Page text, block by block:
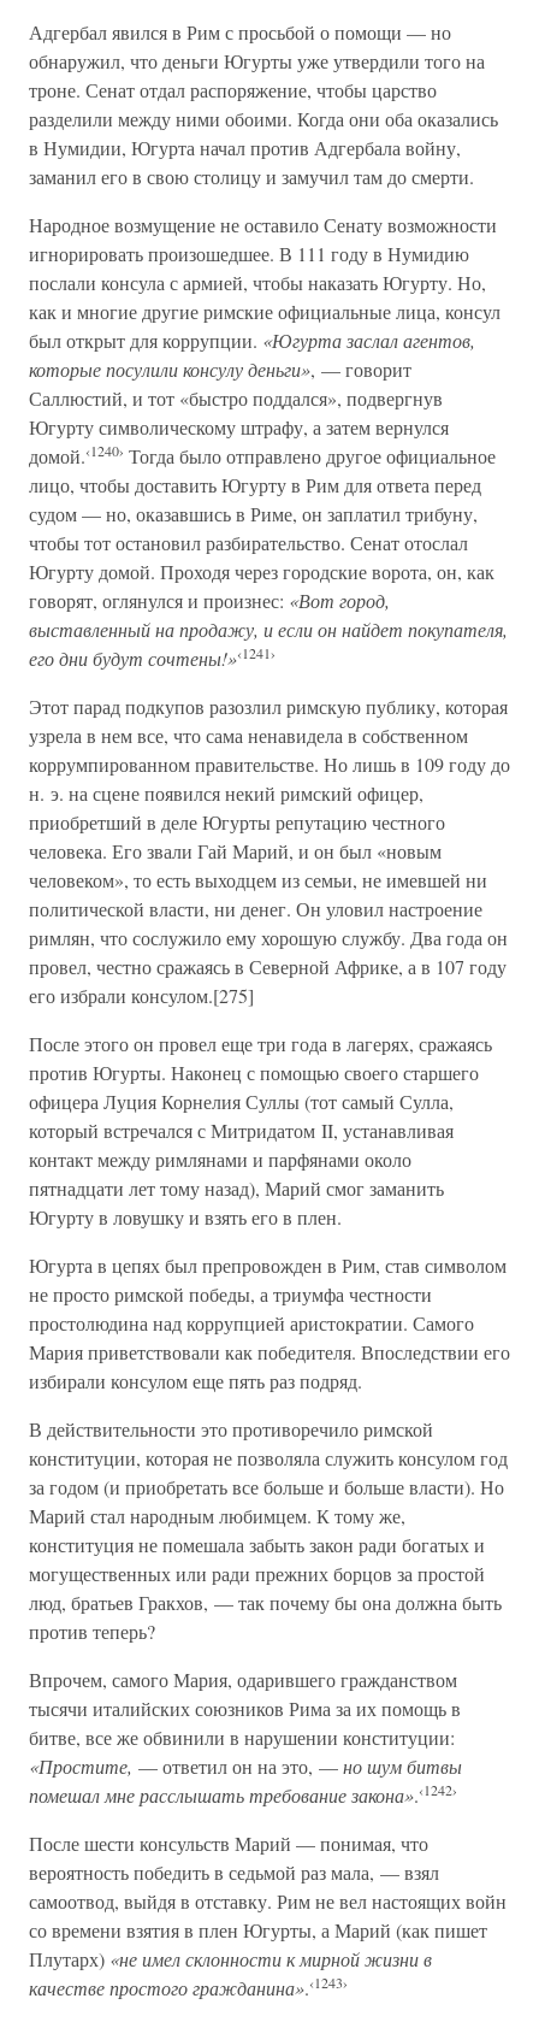
Адгербал явился в Рим с просьбой о помощи — но
обнаружил, что деньги Югурты уже утвердили того на
троне. Сенат отдал распоряжение, чтобы царство
разделили между ними обоими. Когда они оба оказались
в Нумидии, Югурта начал против Адгербала войну,
заманил его в свою столицу и замучил там до смерти.
Народное возмущение не оставило Сенату возможности
игнорировать произошедшее. В 111 году в Нумидию
послали консула с армией, чтобы наказать Югурту. Но,
как и многие другие римские официальные лица, консул
был открыт для коррупции. «Югурта заслал агентов,
которые посулили консулу деньги», — говорит
Саллюстий, и тот «быстро поддался», подвергнув
Югурту символическому штрафу, а затем вернулся
домой.‹1240› Тогда было отправлено другое официальное
лицо, чтобы доставить Югурту в Рим для ответа перед
судом — но, оказавшись в Риме, он заплатил трибуну,
чтобы тот остановил разбирательство. Сенат отослал
Югурту домой. Проходя через городские ворота, он, как
говорят, оглянулся и произнес: «Вот город,
выставленный на продажу, и если он найдет покупателя,
его дни будут сочтены!»‹1241›
Этот парад подкупов разозлил римскую публику, которая
узрела в нем все, что сама ненавидела в собственном
коррумпированном правительстве. Но лишь в 109 году до
н. э. на сцене появился некий римский офицер,
приобретший в деле Югурты репутацию честного
человека. Его звали Гай Марий, и он был «новым
человеком», то есть выходцем из семьи, не имевшей ни
политической власти, ни денег. Он уловил настроение
римлян, что сослужило ему хорошую службу. Два года он
провел, честно сражаясь в Северной Африке, а в 107 году
его избрали консулом.[275]
После этого он провел еще три года в лагерях, сражаясь
против Югурты. Наконец с помощью своего старшего
офицера Луция Корнелия Суллы (тот самый Сулла,
который встречался с Митридатом II, устанавливая
контакт между римлянами и парфянами около
пятнадцати лет тому назад), Марий смог заманить
Югурту в ловушку и взять его в плен.
Югурта в цепях был препровожден в Рим, став символом
не просто римской победы, а триумфа честности
простолюдина над коррупцией аристократии. Самого
Мария приветствовали как победителя. Впоследствии его
избирали консулом еще пять раз подряд.
В действительности это противоречило римской
конституции, которая не позволяла служить консулом год
за годом (и приобретать все больше и больше власти). Но
Марий стал народным любимцем. К тому же,
конституция не помешала забыть закон ради богатых и
могущественных или ради прежних борцов за простой
люд, братьев Гракхов, — так почему бы она должна быть
против теперь?
Впрочем, самого Мария, одарившего гражданством
тысячи италийских союзников Рима за их помощь в
битве, все же обвинили в нарушении конституции:
«Простите, — ответил он на это, —но шум битвы
помешал мне расслышать требование закона».‹1242›
После шести консульств Марий — понимая, что
вероятность победить в седьмой раз мала, — взял
самоотвод, выйдя в отставку. Рим не вел настоящих войн
со времени взятия в плен Югурты, а Марий (как пишет
Плутарх) «не имел склонности к мирной жизни в
качестве простого гражданина».‹1243›